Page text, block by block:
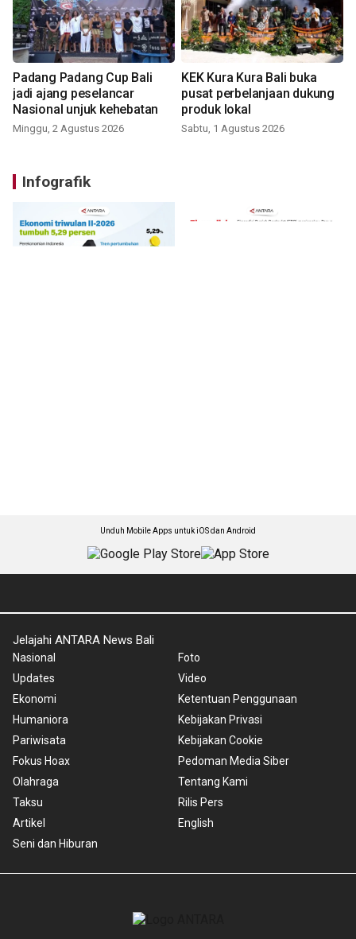
Padang Padang Cup Bali
jadi ajang peselancar
Nasional unjuk kehebatan
Minggu, 2 Agustus 2026
KEK Kura Kura Bali buka
pusat perbelanjaan dukung
produk lokal
Sabtu, 1 Agustus 2026
Infografik
Unduh Mobile Apps untuk iOS dan Android
Jelajahi ANTARA News Bali
Nasional
Updates
Ekonomi
Humaniora
Pariwisata
Fokus Hoax
Olahraga
Taksu
Artikel
Seni dan Hiburan
Foto
Video
Ketentuan Penggunaan
Kebijakan Privasi
Kebijakan Cookie
Pedoman Media Siber
Tentang Kami
Rilis Pers
English